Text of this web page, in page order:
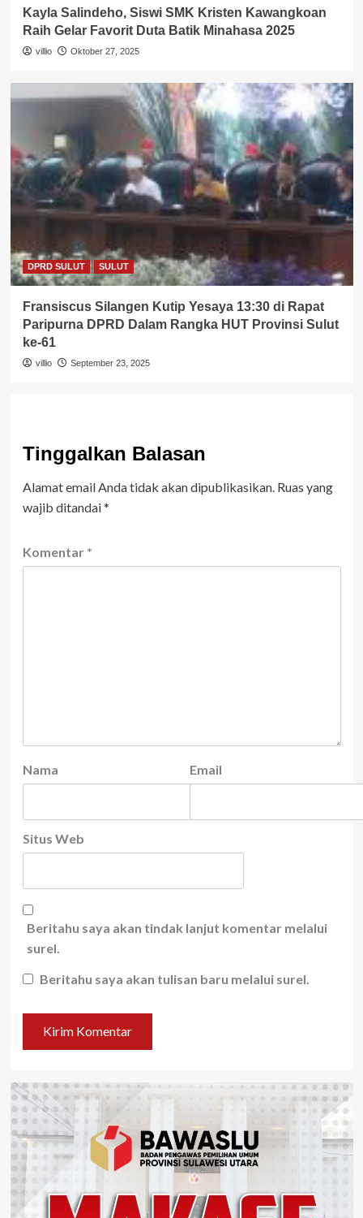
Kayla Salindeho, Siswi SMK Kristen Kawangkoan
Raih Gelar Favorit Duta Batik Minahasa 2025
villio Oktober 27, 2025
DPRD SULUT SULUT
Fransiscus Silangen Kutip Yesaya 13:30 di Rapat
Paripurna DPRD Dalam Rangka HUT Provinsi Sulut
ke-61
villio September 23, 2025
Tinggalkan Balasan
Alamat email Anda tidak akan dipublikasikan. Ruas yang
wajib ditandai*
Komentar *
Nama Email
Situs Web
Beritahu saya akan tindak lanjut komentar melalui
surel.
Beritahu saya akan tulisan baru melalui surel.